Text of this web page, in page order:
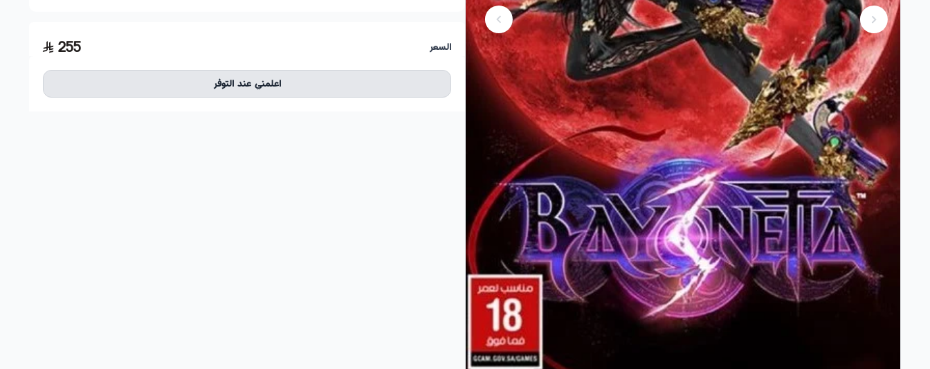
السعر 255
اعلمني عند التوفر